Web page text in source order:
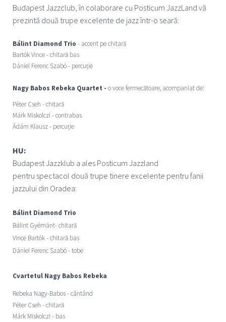
Budapest Jazzclub, în colaborare cu Posticum JazzLand vă
prezintă două trupe excelente de jazz într-o seară:
Bálint Diamond Trio - accent pe chitară
Bartók Vince - chitară bas
Dániel Ferenc Szabó - percuție
Nagy Babos Rebeka Quartet - o voce fermecătoare, acompaniat de:
Péter Cseh - chitară
Márk Miskolczi - contrabas
Ádám Klausz - percuție
HU:
Budapest Jazzklub a ales Posticum Jazzland
pentru spectacol două trupe tinere excelente pentru fanii
jazzului din Oradea:
Bálint Diamond Trio
Bálint Gyémánt- chitară
Vince Bartók - chitară bas
Dániel Ferenc Szabó - tobe
Cvartetul Nagy Babos Rebeka
Rebeka Nagy-Babos -cântând
Péter Cseh - chitară
Márk Miskolczi - bas